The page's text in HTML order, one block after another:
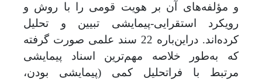
و مؤلفه‌های آن بر هویت قومی را با روش و
رویکرد استقرایی-پیمایشی تبیین و تحلیل
کرده‌اند. دراین‌باره 22 سند علمی صورت گرفته
که به‌طور خلاصه مهم‌ترین اسناد پیمایشی
مرتبط با فراتحلیل کمی (پیمایشی بودن،